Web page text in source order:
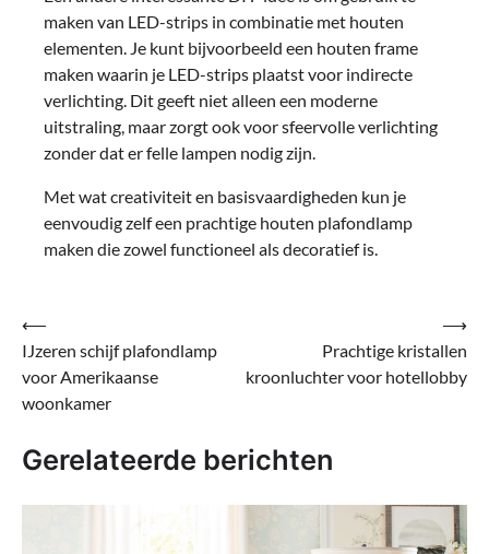
maken van LED-strips in combinatie met houten
elementen. Je kunt bijvoorbeeld een houten frame
maken waarin je LED-strips plaatst voor indirecte
verlichting. Dit geeft niet alleen een moderne
uitstraling, maar zorgt ook voor sfeervolle verlichting
zonder dat er felle lampen nodig zijn.
Met wat creativiteit en basisvaardigheden kun je
eenvoudig zelf een prachtige houten plafondlamp
maken die zowel functioneel als decoratief is.
Bericht
navigatie
⟵
IJzeren schijf plafondlamp
voor Amerikaanse
woonkamer
Prachtige kristallen
kroonluchter voor hotellobby
⟶
Gerelateerde berichten